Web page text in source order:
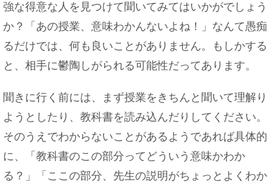
救急車を呼んだ時の搬送先の病院は指定可能？その
疑問を解決！
バイトの店長にチョコを渡す？バレンタインにバイ
トだったら
強な得意な人を見つけて聞いてみてはいかがでしょう
か？「あの授業、意味わかんないよね！」なんて愚痴
るだけでは、何も良いことがありません。もしかする
と、相手に鬱陶しがられる可能性だってあります。
聞きに行く前には、まず授業をきちんと聞いて理解り
ようとしたり、教科書を読み込んだりしてください。
そのうえでわからないことがあるようであれば具体的
に、「教科書のこの部分ってどういう意味かわか
る？」「ここの部分、先生の説明がちょっとよくわか